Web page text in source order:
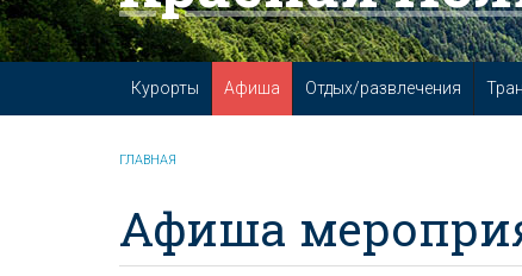
Курорты Афиша Отдых/развлечения
ГЛАВНАЯ
Афиша